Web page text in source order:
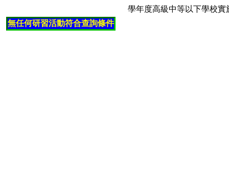
學年度高級中等以下學校
無任何研習活動符合查詢條件